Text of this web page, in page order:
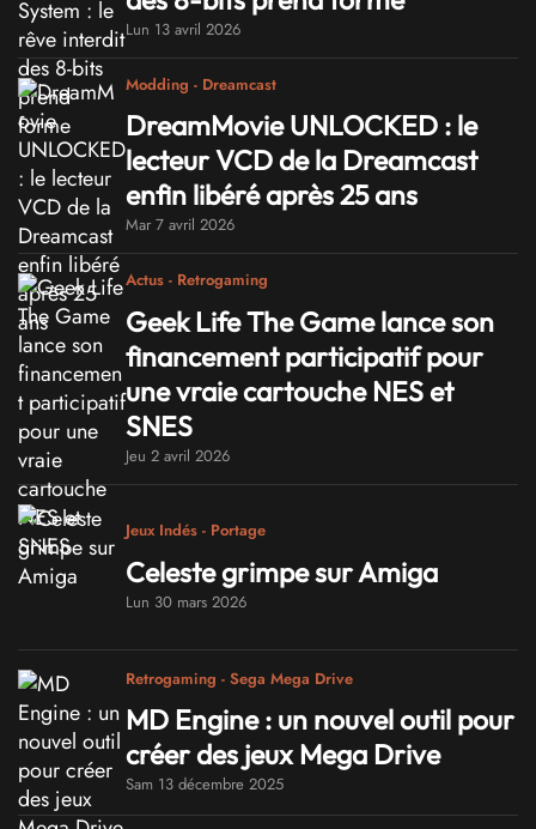
Lun 13 avril 2026
Modding - Dreamcast
DreamMovie UNLOCKED : le
lecteur VCD de la Dreamcast
enfin libéré après 25 ans
Mar 7 avril 2026
Actus - Retrogaming
Geek Life The Game lance son
financement participatif pour
une vraie cartouche NES et
SNES
Jeu 2 avril 2026
Jeux Indés - Portage
Celeste grimpe sur Amiga
Lun 30 mars 2026
Retrogaming - Sega Mega Drive
MD Engine : un nouvel outil pour
créer des jeux Mega Drive
Sam 13 décembre 2025